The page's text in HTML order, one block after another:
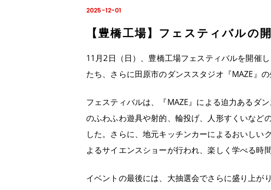
2025-12-01
【豊橋工場】フェスティバルの
11月2日（日）、豊橋工場フェスティバルを開催
たち、さらに田原市のダンススタジオ『MAZE』
フェスティバルは、『MAZE』による迫力あるダ
のふわふわ遊具や射的、輪投げ、人形すくいなど
した。さらに、地元キッチンカーによるおいし
よるサイエンスショーが行われ、楽しく学べる時
イベントの最後には、大抽選会でさらに盛り上が